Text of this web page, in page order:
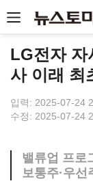
LG전자
사 이래 최
입력: 2025-07-24
수정: 2025-07-24
밸류업 프로
보통주·우